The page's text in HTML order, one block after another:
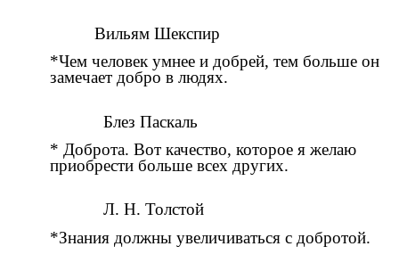
Вильям Шекспир
*Чем человек умнее и добрей, тем больше он
замечает добро в людях.
Блез Паскаль
* Доброта. Вот качество, которое я желаю
приобрести больше всех других.
Л. Н. Толстой
*Знания должны увеличиваться с добротой.